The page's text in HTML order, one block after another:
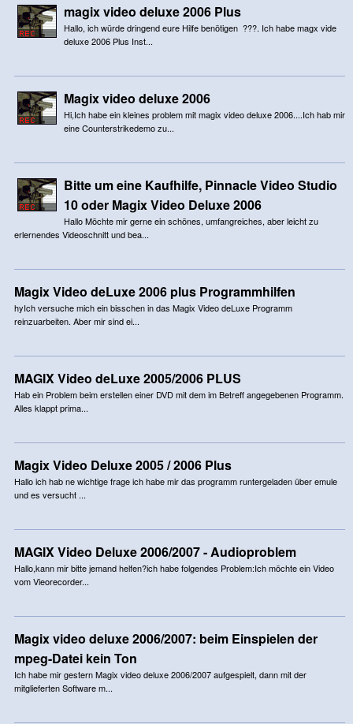
magix video deluxe 2006 Plus
Hallo, ich würde dringend eure Hilfe benötigen ???. Ich habe magx vide
deluxe 2006 Plus Inst...
Magix video deluxe 2006
Hi,Ich habe ein kleines problem mit magix video deluxe 2006....Ich hab mir
eine Counterstrikedemo zu...
Bitte um eine Kaufhilfe, Pinnacle Video Studio
10 oder Magix Video Deluxe 2006
Hallo Möchte mir gerne ein schönes, umfangreiches, aber leicht zu
erlernendes Videoschnitt und bea...
Magix Video deLuxe 2006 plus Programmhilfen
hyIch versuche mich ein bisschen in das Magix Video deLuxe Programm
reinzuarbeiten. Aber mir sind ei...
MAGIX Video deLuxe 2005/2006 PLUS
Hab ein Problem beim erstellen einer DVD mit dem im Betreff angegebenen Programm.
Alles klappt prima...
Magix Video Deluxe 2005 / 2006 Plus
Hallo ich hab ne wichtige frage ich habe mir das programm runtergeladen über emule
und es versucht ...
MAGIX Video Deluxe 2006/2007 - Audioproblem
Hallo,kann mir bitte jemand helfen?ich habe folgendes Problem:Ich möchte ein Video
vom Vieorecorder...
Magix video deluxe 2006/2007: beim Einspielen der
mpeg-Datei kein Ton
Ich habe mir gestern Magix video deluxe 2006/2007 aufgespielt, dann mit der
mitglieferten Software m...